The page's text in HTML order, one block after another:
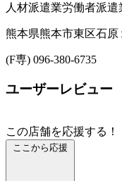
人材派遣業労働者派遣
熊本県熊本市東区石原
(F専) 096-380-6735
ユーザーレビュー
この店舗を応援する！
ここから応援